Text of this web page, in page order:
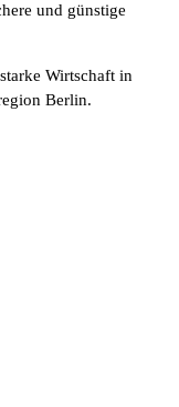
und günstige
Wirtschaft in
Berlin.